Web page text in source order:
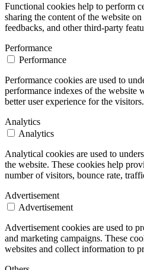
Functional cookies help to perform
sharing the content of the website
feedbacks, and other third-party
Performance
Performance
Performance cookies are used to
performance indexes of the website
better user experience for the visitors.
Analytics
Analytics
Analytical cookies are used to
the website. These cookies help
number of visitors, bounce rate,
Advertisement
Advertisement
Advertisement cookies are used to
and marketing campaigns. These
websites and collect information to